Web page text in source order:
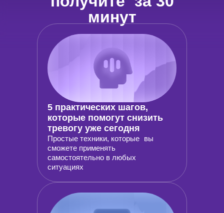
минут
5 практических шагов,
которые помогут снизить
тревогу уже сегодня
Простые техники, которые вы
сможете применять
самостоятельно в любых
ситуациях